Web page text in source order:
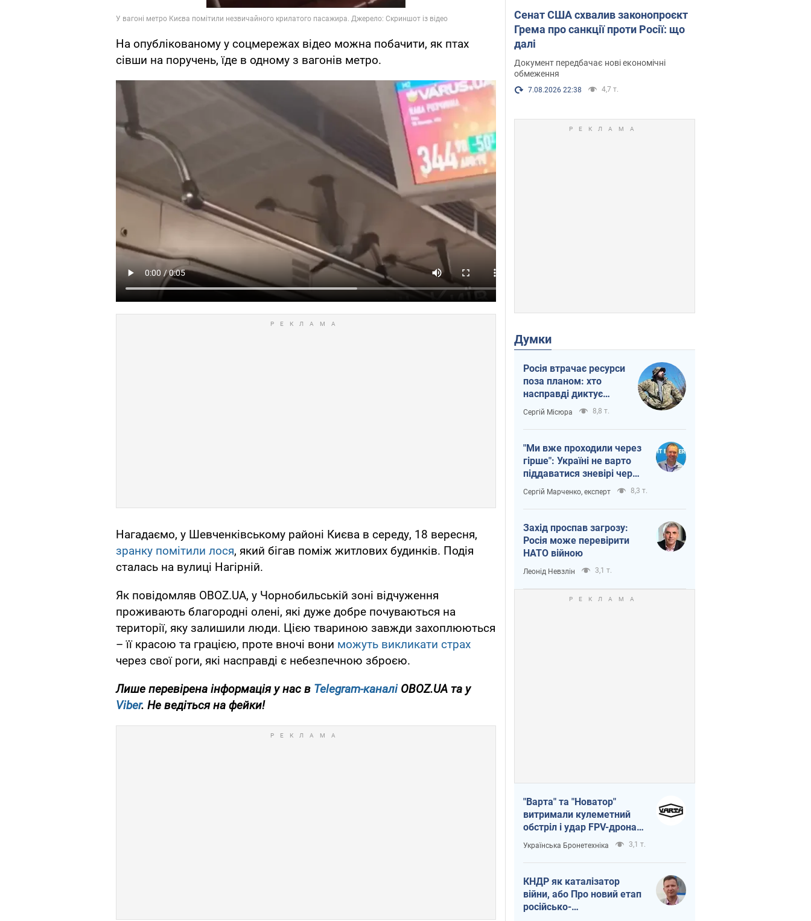
На опублікованому у соцмережах відео можна побачити, як птах
сівши на поручень, їде в одному з вагонів метро.
Нагадаємо, у Шевченківському районі Києва в середу, 18 вересня,
зранку помітили лося, який бігав поміж житлових будинків. Подія
сталась на вулиці Нагірній.
Як повідомляв OBOZ.UA, у Чорнобильській зоні відчуження
проживають благородні олені, які дуже добре почуваються на
території, яку залишили люди. Цією твариною завжди захоплюються
– її красою та грацією, проте вночі вони можуть викликати страх
через свої роги, які насправді є небезпечною зброєю.
Лише перевірена інформація у нас в Telegram-каналіOBOZ.UA та у
Viber. Не ведіться на фейки!
Сенат США схвалив законопроєкт
Грема про санкції проти Росії: що
далі
Документ передбачає нові економічні
обмеження
7.08.2026 22:38 4,7 т.
Думки
Росія втрачає ресурси
поза планом: хто
насправді диктує
темп війни
Сергій Місюра 8,8 т.
"Ми вже проходили через
гірше": Україні не варто
піддаватися зневірі через
ракетний терор
Сергій Марченко, експерт 8,3 т.
Захід проспав загрозу:
Росія може перевірити
НАТО війною
Леонід Невзлін 3,1 т.
"Варта" та "Новатор"
витримали кулеметний
обстріл і удар FPV-дрона,
врятувавши життя
офіцеру ЗСУ
Українська Бронетехніка 3,1 т.
КНДР як каталізатор
війни, або Про новий етап
російсько-